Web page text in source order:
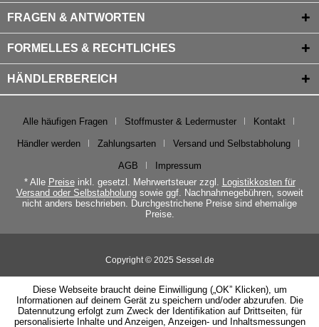
FRAGEN & ANTWORTEN
FORMELLES & RECHTLICHES
HÄNDLERBEREICH
Alle häufigen Fragen Stoffmuster & Ledermuster Kontakt
Händler werden Zahlungsarten Versand und Selbstabholung
AGB
Impressum
* Alle Preiseinkl. gesetzl. Mehrwertsteuer zzgl. Logistikkosten für
Versand oder Selbstabholungsowie ggf. Nachnahmegebühren, soweit
nicht anders beschrieben. Durchgestrichene Preise sind ehemalige
Preise.
Copyright © 2025 Sessel.de
Diese Webseite braucht deine Einwilligung („OK” Klicken), um
Informationen auf deinem Gerät zu speichern und/oder abzurufen. Die
Datennutzung erfolgt zum Zweck der Identifikation auf Drittseiten, für
personalisierte Inhalte und Anzeigen, Anzeigen- und Inhaltsmessungen